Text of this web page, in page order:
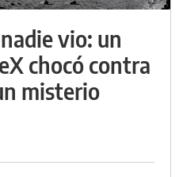
vio: un
chocó contra
misterio